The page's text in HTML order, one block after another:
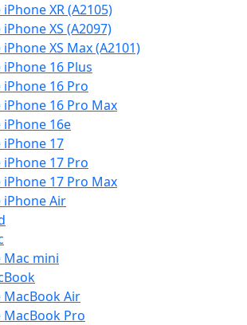
XR (A2105)
XS (A2097)
XS Max (A2101)
16 Plus
iPhone 16 Pro
iPhone 16 Pro Max
iPhone 16e
iPhone 17
iPhone 17 Pro
iPhone 17 Pro Max
iPhone Air
Mac mini
MacBook Air
MacBook Pro